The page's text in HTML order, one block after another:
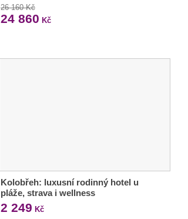
26 160 Kč
24 860 Kč
Kolobřeh: luxusní rodinný hotel u
pláže, strava i wellness
2 249 Kč